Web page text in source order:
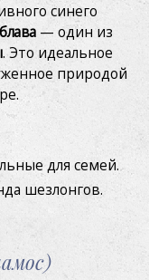
синего
— один из
. Это идеальное
природой
для семей.
шезлонгов.